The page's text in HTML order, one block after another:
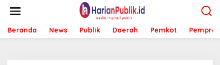
t
Beranda News Publik Daerah Pemkot Pemprov